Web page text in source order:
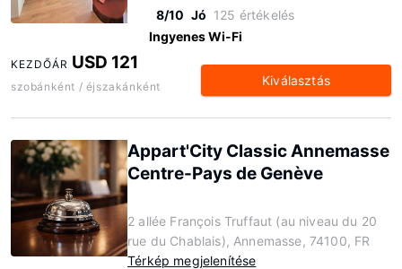
8/10 Jó 125 értékelés
Ingyenes Wi-Fi
KEZDŐÁR USD 121
szobánként / éjszakánként Kiválasztás
Appart'City Classic Annemasse
Centre-Pays de Genève
2 allée François Truffaut (au niveau du 20
rue du Chablais), Annemasse, 74100, FR
Térkép megjelenítése